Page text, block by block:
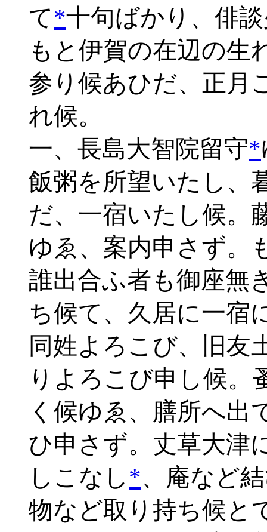
て*十句ばかり、俳
もと伊賀の在辺の生
参り候あひだ、正月
れ候。
一、長島大智院留守*
飯粥を所望いたし、
だ、一宿いたし候。
ゆゑ、案内申さず。
誰出合ふ者も御座無
ち候て、久居に一宿
同姓よろこび、旧友
りよろこび申し候。
く候ゆゑ、膳所へ出
ひ申さず。丈草大津
しこなし *、庵など
物など取り持ち候と